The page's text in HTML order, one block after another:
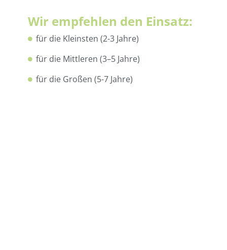
Wir empfehlen den Einsatz:
für die Kleinsten (2-3 Jahre)
für die Mittleren (3–5 Jahre)
für die Großen (5-7 Jahre)